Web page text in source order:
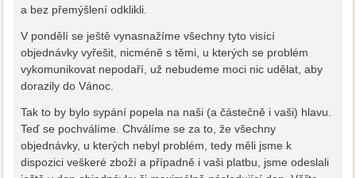
a bez přemýšlení odklikli.
V pondělí se ještě vynasnažíme všechny tyto visící
objednávky vyřešit, nicméně s těmi, u kterých se problém
vykomunikovat nepodaří, už nebudeme moci nic udělat, aby
dorazily do Vánoc.
Tak to by bylo sypání popela na naši (a částečně i vaši) hlavu.
Teď se pochválíme. Chválíme se za to, že všechny
objednávky, u kterých nebyl problém, tedy měli jsme k
dispozici veškeré zboží a případně i vaši platbu, jsme odeslali